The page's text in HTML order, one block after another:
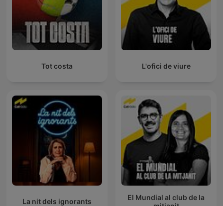
Tot costa L'ofici de viure
La nit dels ignorants
El Mundial al club de la